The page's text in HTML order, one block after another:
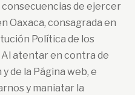
consecuencias de ejercer
Oaxaca, consagrada en
Política de los
Al atentar en contra de
de la Página web, e
y maniatar la